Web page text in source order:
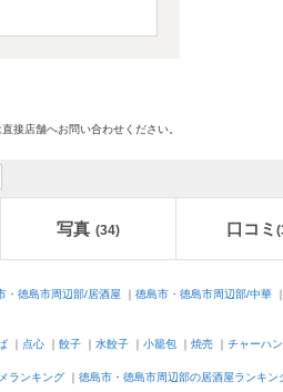
接店舗へお問い合わせください。
写真 (34) 口コミ (
・徳島市周辺部/居酒屋 ｜ 徳島市・徳島市周辺部/中華 ｜
｜ 点心 ｜ 餃子 ｜ 水餃子 ｜ 小籠包 ｜ 焼売 ｜ チャーハン
ランキング ｜ 徳島市・徳島市周辺部の居酒屋ランキン